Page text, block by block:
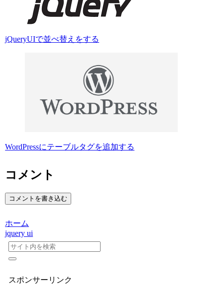
jQueryUIで並べ替えをする
WordPressにテーブルタグを追加する
コメント
コメントを書き込む
ホーム
jquery ui
スポンサーリンク